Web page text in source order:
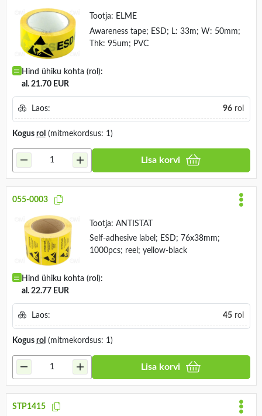
Tootja: ELME
Awareness tape; ESD; L: 33m; W: 50mm;
Thk: 95um; PVC
Hind ühiku kohta (rol):
al. 21.70 EUR
Laos: 96rol
Kogus rol (mitmekordsus: 1)
Lisa korvi
055-0003
Tootja: ANTISTAT
Self-adhesive label; ESD; 76x38mm;
1000pcs; reel; yellow-black
Hind ühiku kohta (rol):
al. 22.77 EUR
Laos: 45rol
Kogus rol (mitmekordsus: 1)
Lisa korvi
STP1415